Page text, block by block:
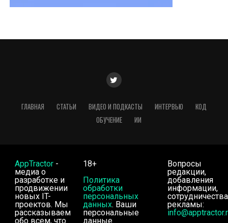
ГЛАВНАЯ СТАТЬИ ВИДЕО И ПОДКАСТЫ ИНТЕРВЬЮ
КОД
ОБУЧЕНИЕ
ИИ
AppTractor-
медиа о
разработке и
продвижении
новых IT-
проектов. Мы
рассказываем
обо всем, что
18+
Политика
обработки
персональных
данных. Ваши
персональные
данные
Вопросы
редакции,
добавления
информации,
рекламы: